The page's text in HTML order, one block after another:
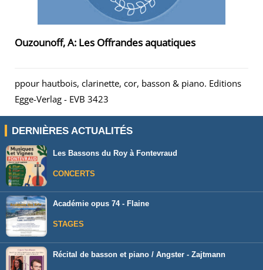
Ouzounoff, A: Les Offrandes aquatiques
ppour hautbois, clarinette, cor, basson & piano. Editions
Egge-Verlag - EVB 3423
DERNIÈRES ACTUALITÉS
Les Bassons du Roy à Fontevraud
CONCERTS
Académie opus 74 - Flaine
STAGES
Récital de basson et piano / Angster - Zajtmann